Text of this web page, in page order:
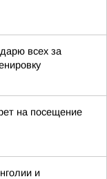
всех за
на посещение
и